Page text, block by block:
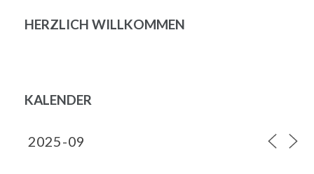
HERZLICH WILLKOMMEN
KALENDER